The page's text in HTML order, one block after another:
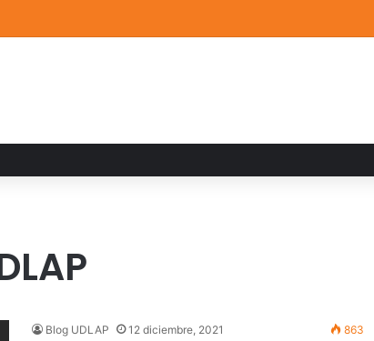
marca el cierre del Curso de Verano de Escuelas Aztecas
Blog UDLAP 12 diciembre, 2021 863